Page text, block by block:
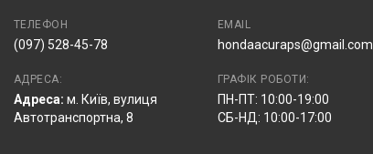
ТЕЛЕФОН
(097) 528-45-78
EMAIL
hondaacuraps@gmail.com
АДРЕСА:
Адреса: м. Київ, вулиця
Автотранспортна, 8
ГРАФІК РОБОТИ:
ПН-ПТ: 10:00-19:00
СБ-НД: 10:00-17:00